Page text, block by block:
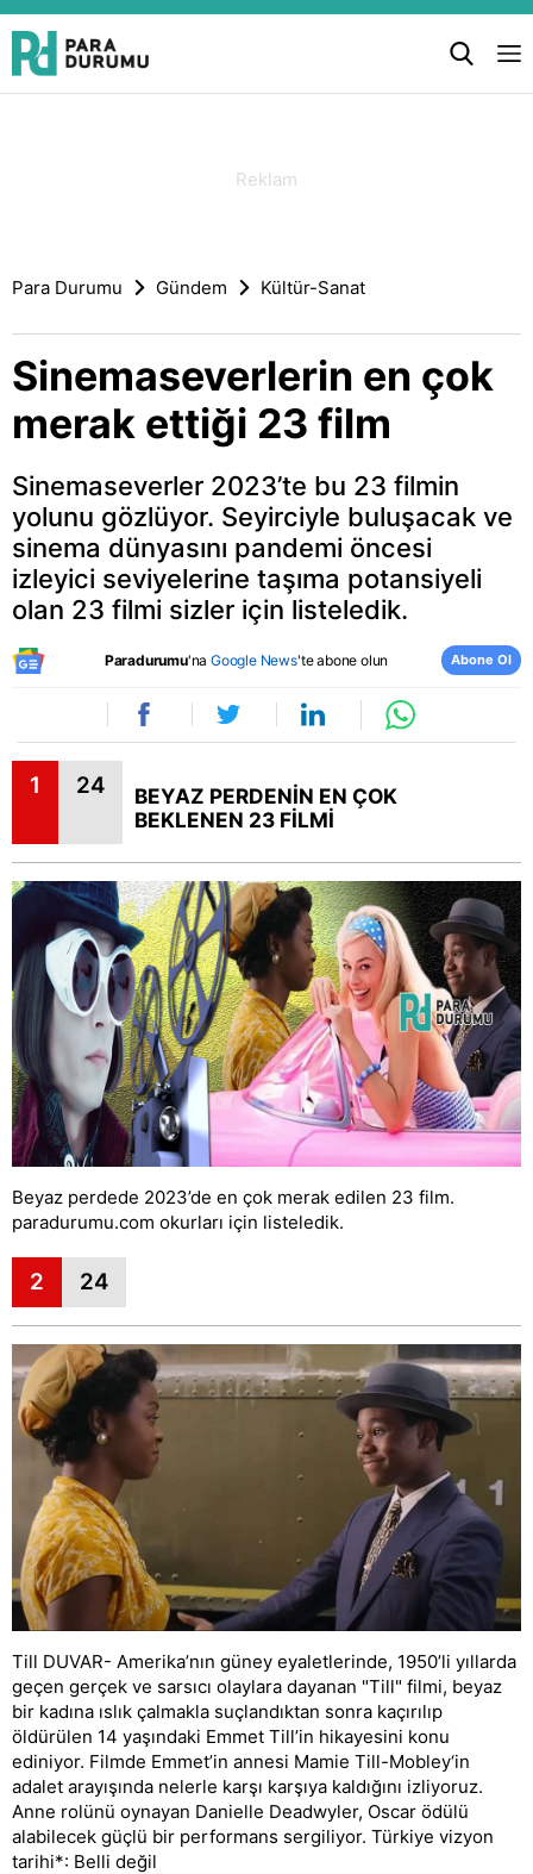
Para Durumu Gündem Kültür-Sanat
Sinemaseverlerin en çok
merak ettiği 23 film
Sinemaseverler 2023’te bu 23 filmin
yolunu gözlüyor. Seyirciyle buluşacak ve
sinema dünyasını pandemi öncesi
izleyici seviyelerine taşıma potansiyeli
olan 23 filmi sizler için listeledik.
Paradurumu'naGoogle News'te abone olun Abone Ol
1 24
BEYAZ PERDENİN EN ÇOK
BEKLENEN 23 FİLMİ
Beyaz perdede 2023’de en çok merak edilen 23 film.
paradurumu.com okurları için listeledik.
2 24
Till DUVAR- Amerika’nın güney eyaletlerinde, 1950’li yıllarda
geçen gerçek ve sarsıcı olaylara dayanan "Till" filmi, beyaz
bir kadına ıslık çalmakla suçlandıktan sonra kaçırılıp
öldürülen 14 yaşındaki Emmet Till’in hikayesini konu
ediniyor. Filmde Emmet’in annesi Mamie Till-Mobley‘in
adalet arayışında nelerle karşı karşıya kaldığını izliyoruz.
Anne rolünü oynayan Danielle Deadwyler, Oscar ödülü
alabilecek güçlü bir performans sergiliyor. Türkiye vizyon
tarihi*: Belli değil